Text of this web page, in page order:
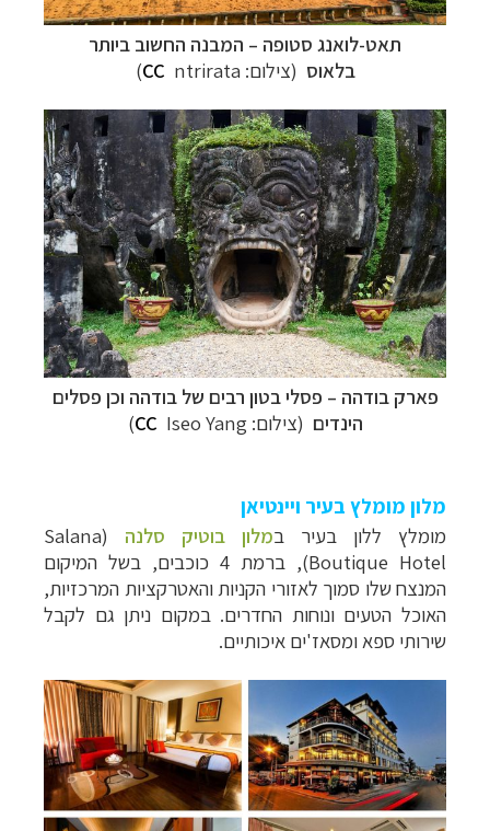
תאט-לואנג סטופה – המבנה החשוב ביותר
בלאוס (צילום: CC ntrirata)
פארק בודהה – פסלי בטון רבים של בודהה וכן פסלים
הינדים (צילום: CC Iseo Yang)
מלון מומלץ בעיר ויינטיאן
מומלץ ללון בעיר במלון בוטיק סלנה (
Salana
Boutique Hotel
), ברמת 4 כוכבים, בשל המיקום
המנצח שלו סמוך לאזורי הקניות והאטרקציות המרכזיות,
האוכל הטעים ונוחות החדרים. במקום ניתן גם לקבל
שירותי ספא ומסאז'ים איכותיים.